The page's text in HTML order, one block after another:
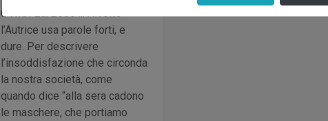
OTMA Ed. 2008 ... A volte
l’Autrice usa parole forti, e
dure. Per descrivere
l’insoddisfazione che circonda
la nostra società, come
quando dice “alla sera cadono
le maschere, che portiamo